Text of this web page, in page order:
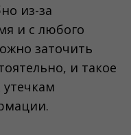
из-за
и с любого
заточить
и такое